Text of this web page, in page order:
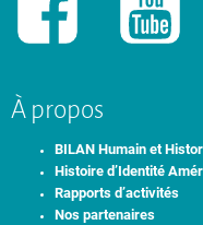
À propos
BILAN Humain et
Histoire d’Identité
Rapports d’activités
Nos partenaires